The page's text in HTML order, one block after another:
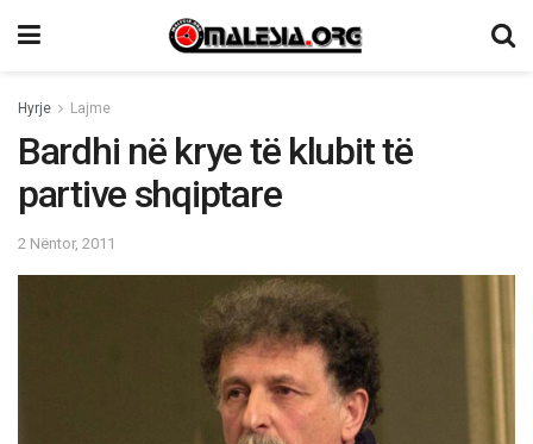
Hyrje Lajme
Bardhi në krye të klubit të
partive shqiptare
2 Nëntor, 2011